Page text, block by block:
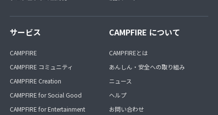
サービス
CAMPFIRE
CAMPFIRE コミュニティ
CAMPFIRE Creation
CAMPFIRE for Social Good
CAMPFIRE for Entertainment
CAMPFIRE について
CAMPFIREとは
あんしん・安全への取り組み
ニュース
ヘルプ
お問い合わせ